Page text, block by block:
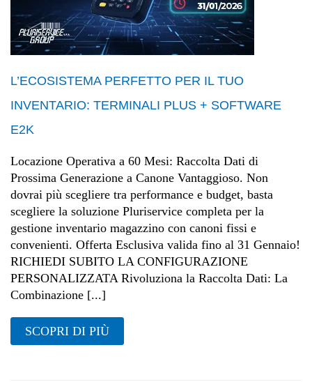
L’ECOSISTEMA PERFETTO PER IL TUO
INVENTARIO: TERMINALI PLUS + SOFTWARE
E2K
Locazione Operativa a 60 Mesi: Raccolta Dati di
Prossima Generazione a Canone Vantaggioso. Non
dovrai più scegliere tra performance e budget, basta
scegliere la soluzione Pluriservice completa per la
gestione inventario magazzino con canoni fissi e
convenienti. Offerta Esclusiva valida fino al 31 Gennaio!
RICHIEDI SUBITO LA CONFIGURAZIONE
PERSONALIZZATA Rivoluziona la Raccolta Dati: La
Combinazione [...]
SCOPRI DI PIÙ